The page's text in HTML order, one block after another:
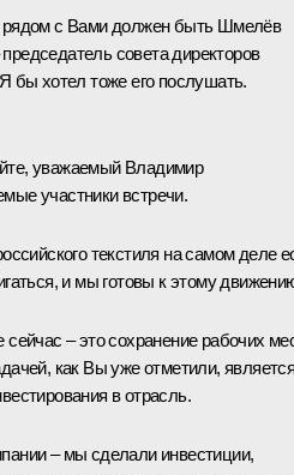
рядом с Вами должен быть Шмелёв
совета директоров
бы хотел тоже его послушать.
уважаемый Владимир
участники встречи.
текстиля на самом деле
и мы готовы к этому
– это сохранение рабочих
как Вы уже отметили,
в отрасль.
– мы сделали инвестиции,